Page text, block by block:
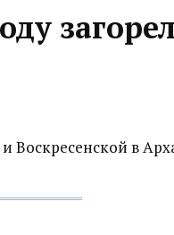
Воскресенской в